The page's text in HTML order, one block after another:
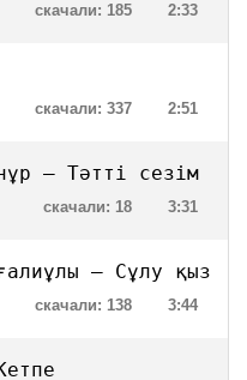
2:33
скачали: 185
2:51
скачали: 337
— Тәтті сезім
3:31
скачали: 18
— Сұлу қыз
3:44
скачали: 138